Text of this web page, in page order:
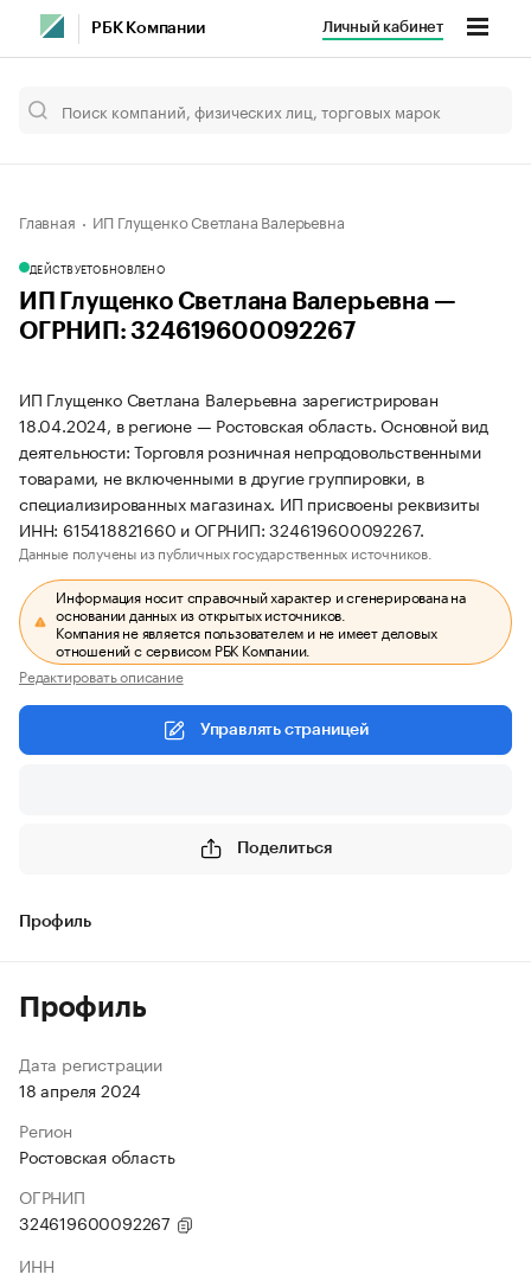
РБК Компании Личный кабинет
Главная ИП Глущенко Светлана Валерьевна
ДЕЙСТВУЕТОБНОВЛЕНО
ИП Глущенко Светлана Валерьевна —
ОГРНИП: 324619600092267
ИП Глущенко Светлана Валерьевна зарегистрирован
18.04.2024, в регионе — Ростовская область. Основной вид
деятельности: Торговля розничная непродовольственными
товарами, не включенными в другие группировки, в
специализированных магазинах. ИП присвоены реквизиты
ИНН: 615418821660 и ОГРНИП: 324619600092267.
Данные получены из публичных государственных источников.
Информация носит справочный характер и сгенерирована на
основании данных из открытых источников.
Компания не является пользователем и не имеет деловых
отношений с сервисом РБК Компании.
Редактировать описание
Управлять страницей
Поделиться
Профиль
Профиль
Дата регистрации
18 апреля 2024
Регион
Ростовская область
ОГРНИП
324619600092267
ИНН